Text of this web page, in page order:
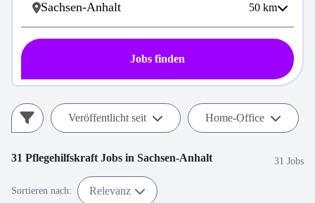
50 km
Jobs finden
Veröffentlicht seit Home-Office
31 Pflegehilfskraft Jobs in Sachsen-Anhalt 31 Jobs
Sortieren nach: Relevanz